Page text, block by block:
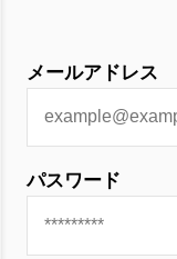
メールアドレス
パスワード